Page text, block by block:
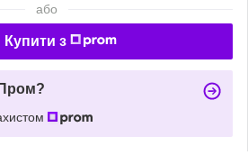
або
Купити з